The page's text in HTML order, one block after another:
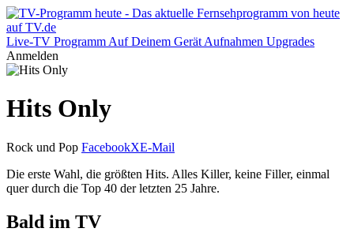
Live-TV Programm Auf Deinem Gerät Aufnahmen Upgrades
Anmelden
Hits Only
Rock und Pop FacebookXE-Mail
Die erste Wahl, die größten Hits. Alles Killer, keine Filler, einmal
quer durch die Top 40 der letzten 25 Jahre.
Bald im TV